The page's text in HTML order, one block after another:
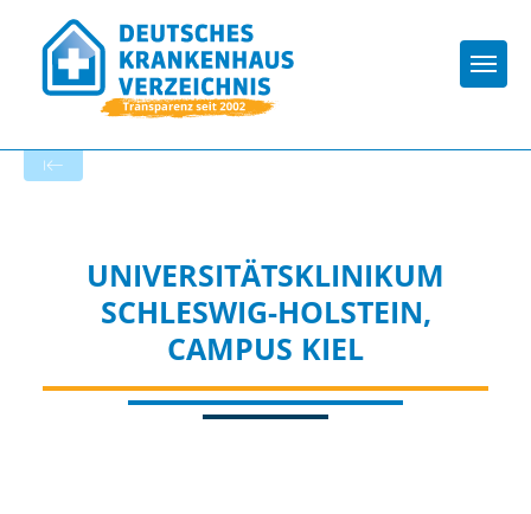
UNIVERSITÄTSKLINIKUM
SCHLESWIG-HOLSTEIN,
CAMPUS KIEL